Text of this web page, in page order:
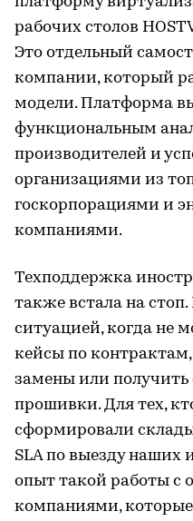
рабочих столов
Это отдельный
компании, который
модели. Платформа
функциональным
производителей и
организациями из
госкорпорациями и
компаниями.
Техподдержка
также встала на
ситуацией, когда не
кейсы по контрактам,
замены или получить
прошивки. Для тех,
сформировали
SLA по выезду наших
опыт такой работы с
компаниями,